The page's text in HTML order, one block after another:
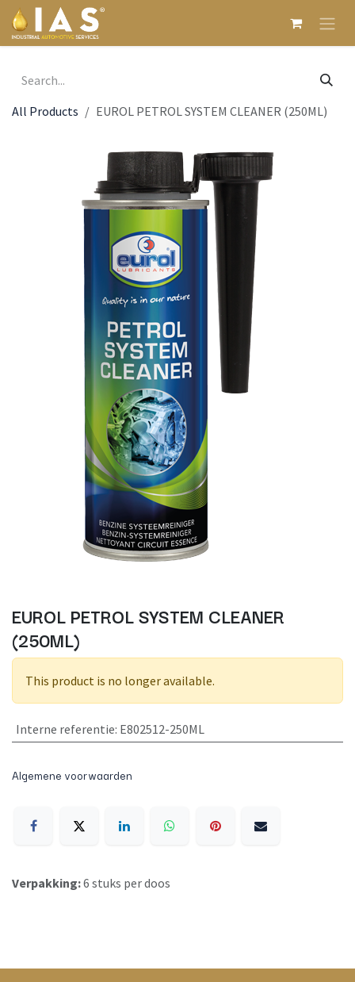
Skip to Content
All Products EUROL PETROL SYSTEM CLEANER (250ML)
EUROL PETROL SYSTEM CLEANER
(250ML)
This product is no longer available.
Interne referentie: E802512-250ML
Algemene voorwaarden
Verpakking:6 stuks per doos